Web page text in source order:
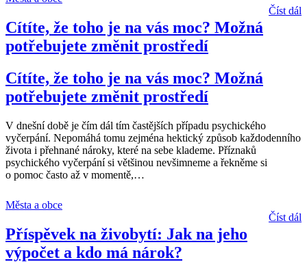
Číst dál
Cítíte, že toho je na vás moc? Možná
potřebujete změnit prostředí
Cítíte, že toho je na vás moc? Možná
potřebujete změnit prostředí
V dnešní době je čím dál tím častějších případu psychického
vyčerpání. Nepomáhá tomu zejména hektický způsob každodenního
života i přehnané nároky, které na sebe klademe. Příznaků
psychického vyčerpání si většinou nevšimneme a řekněme si
o pomoc často až v momentě,…
Města a obce
Číst dál
Příspěvek na živobytí: Jak na jeho
výpočet a kdo má nárok?